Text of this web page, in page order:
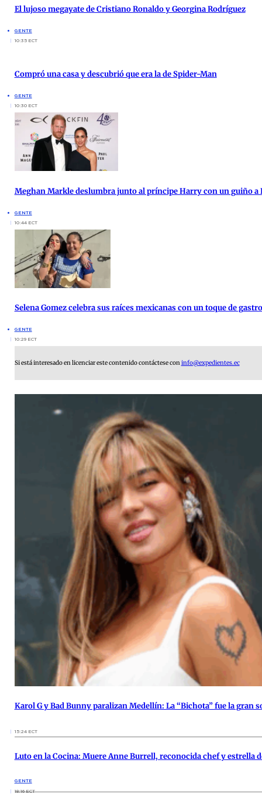
El lujoso megayate de Cristiano Ronaldo y Georgina Rodríguez
GENTE
10:35 ECT
Compró una casa y descubrió que era la de Spider-Man
GENTE
10:30 ECT
Meghan Markle deslumbra junto al príncipe Harry con un guiño a
GENTE
10:44 ECT
Selena Gomez celebra sus raíces mexicanas con un toque de
GENTE
10:29 ECT
Si está interesado en licenciar este contenido contáctese coninfo@expedientes.ec
Karol G y Bad Bunny paralizan Medellín: La “Bichota” fue la gran
15:24 ECT
Luto en la Cocina: Muere Anne Burrell, reconocida chef y estrella
GENTE
18:16 ECT